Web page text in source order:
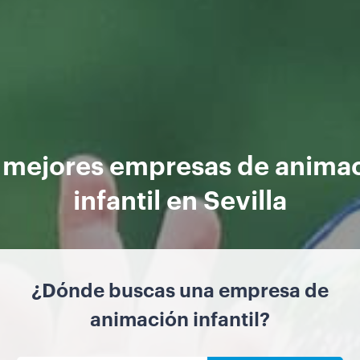
empresas de
infantil en Sevilla
¿Dónde buscas una empresa de
animación infantil?